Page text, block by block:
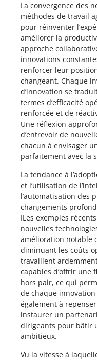
La convergence des
méthodes de travail
pour réinventer
améliorer la
approche
innovations
renforcer leur
changeant. Chaque
d’innovation se
termes d’efficacité
renforcée et de
Une réflexion
d’entrevoir de
chacun à envisager
parfaitement avec la
La tendance à
et l’utilisation de
l’automatisation des
changements
ILes exemples
nouvelles
amélioration notable
diminuant les coûts
travaillent
capables d’offrir
hors pair, ce qui
de chaque
également à
instaurer un
dirigeants pour bâtir
ambitieux.
Vu la vitesse à